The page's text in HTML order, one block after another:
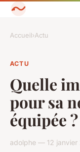
Accueil›Actu
ACTU
Quelle
pour sa
équipée ?
adolphe — 12